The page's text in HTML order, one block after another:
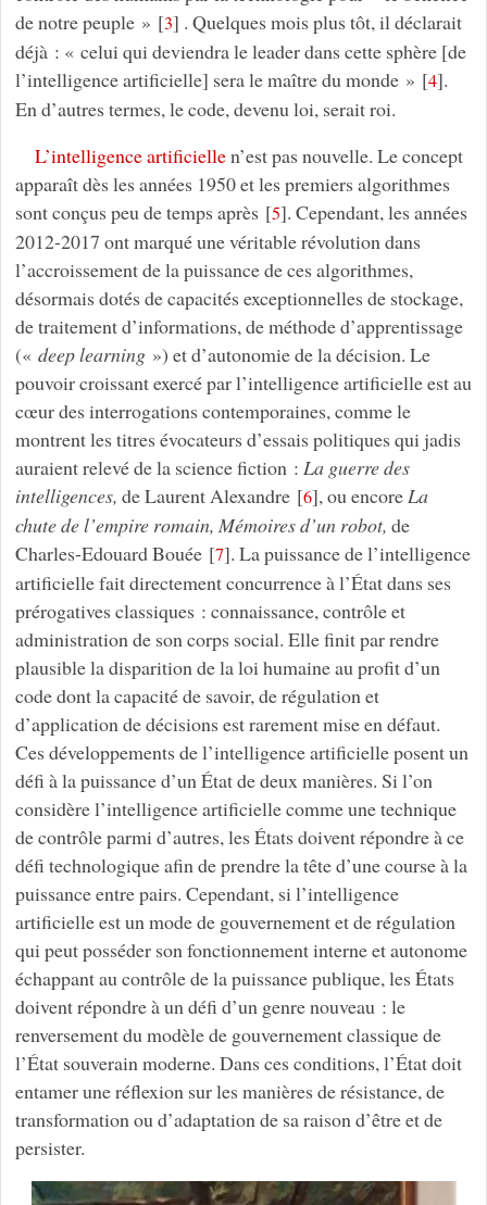
de notre peuple » [3] . Quelques mois plus tôt, il déclarait
déjà : « celui qui deviendra le leader dans cette sphère [de
l’intelligence artificielle] sera le maître du monde » [4].
En d’autres termes, le code, devenu loi, serait roi.
L’intelligence artificiellen’est pas nouvelle. Le concept
apparaît dès les années 1950 et les premiers algorithmes
sont conçus peu de temps après [5]. Cependant, les années
2012-2017 ont marqué une véritable révolution dans
l’accroissement de la puissance de ces algorithmes,
désormais dotés de capacités exceptionnelles de stockage,
de traitement d’informations, de méthode d’apprentissage
(« deep learning») et d’autonomie de la décision. Le
pouvoir croissant exercé par l’intelligence artificielle est au
cœur des interrogations contemporaines, comme le
montrent les titres évocateurs d’essais politiques qui jadis
auraient relevé de la science fiction : La guerre des
intelligences, de Laurent Alexandre[6], ou encoreLa
chute de l’empire romain, Mémoires d’un robot, de
Charles-Edouard Bouée[7]. La puissance de l’intelligence
artificielle fait directement concurrence à l’État dans ses
prérogatives classiques : connaissance, contrôle et
administration de son corps social. Elle finit par rendre
plausible la disparition de la loi humaine au profit d’un
code dont la capacité de savoir, de régulation et
d’application de décisions est rarement mise en défaut.
Ces développements de l’intelligence artificielle posent un
défi à la puissance d’un État de deux manières. Si l’on
considère l’intelligence artificielle comme une technique
de contrôle parmi d’autres, les États doivent répondre à ce
défi technologique afin de prendre la tête d’une course à la
puissance entre pairs. Cependant, si l’intelligence
artificielle est un mode de gouvernement et de régulation
qui peut posséder son fonctionnement interne et autonome
échappant au contrôle de la puissance publique, les États
doivent répondre à un défi d’un genre nouveau : le
renversement du modèle de gouvernement classique de
l’État souverain moderne. Dans ces conditions, l’État doit
entamer une réflexion sur les manières de résistance, de
transformation ou d’adaptation de sa raison d’être et de
persister.